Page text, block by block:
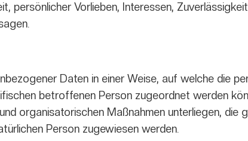
persönlicher Vorlieben, Interessen,
Daten in einer Weise, auf welche die
betroffenen Person zugeordnet werden
organisatorischen Maßnahmen unterliegen, die
Person zugewiesen werden.